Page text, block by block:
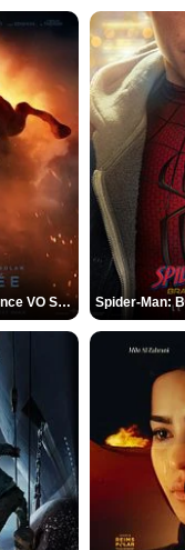
L'Odyssée Bande-annonce VO STFR